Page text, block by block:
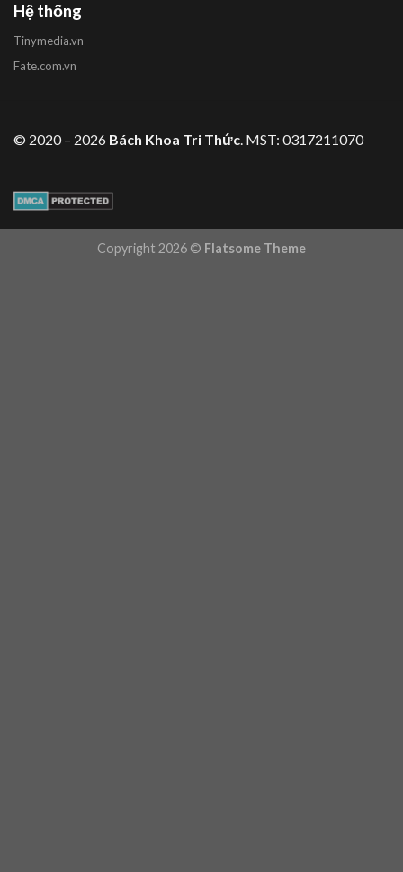
Hệ thống
Tinymedia.vn
Fate.com.vn
© 2020 – 2026 Bách Khoa Tri Thức. MST: 0317211070
Copyright 2026 © Flatsome Theme